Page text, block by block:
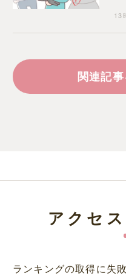
13
関連記
アクセ
ランキングの取得に失